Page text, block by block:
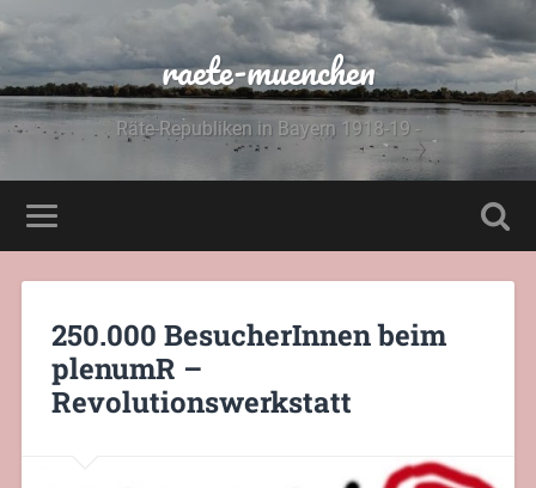
raete-muenchen
Räte-Republiken in Bayern 1918-19 -
250.000 BesucherInnen beim
plenumR –
Revolutionswerkstatt